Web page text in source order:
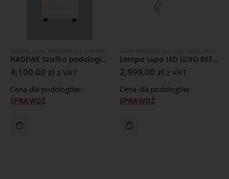
HADEWE Szafka podologiczna LUX
4,100.00 zł z VAT
Cena dla podologów:
SPRAWDŹ
Lampa Lupa LED LUXO BETA 5 dioptrii
2,999.00 zł z VAT
Cena dla podologów:
SPRAWDŹ